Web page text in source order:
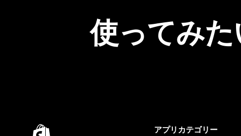
使ってみ
アプリカテゴリー